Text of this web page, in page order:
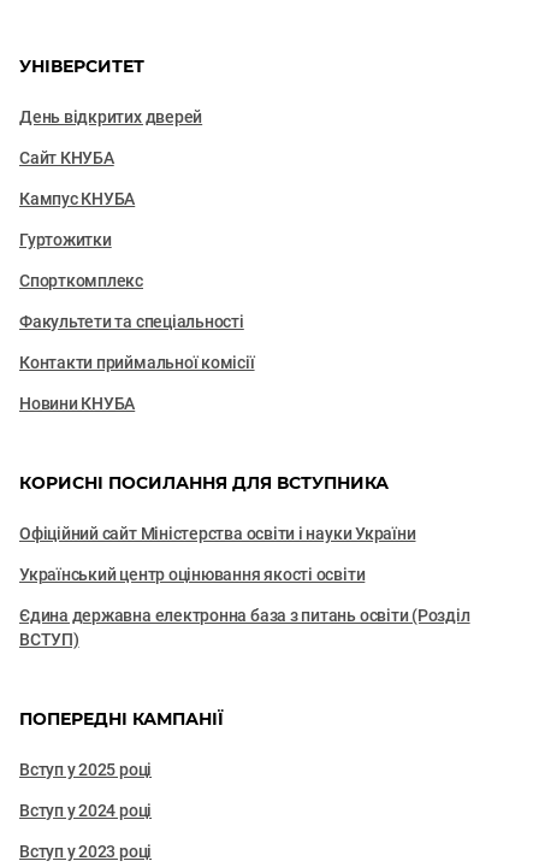
УНІВЕРСИТЕТ
День відкритих дверей
Сайт КНУБА
Кампус КНУБА
Гуртожитки
Спорткомплекс
Факультети та cпеціальності
Контакти приймальної комісії
Новини КНУБА
КОРИСНІ ПОСИЛАННЯ ДЛЯ ВСТУПНИКА
Офіційний сайт Міністерства освіти і науки України
Український центр оцінювання якості освіти
Єдина державна електронна база з питань освіти (Розділ
ВСТУП)
ПОПЕРЕДНІ КАМПАНІЇ
Вступ у 2025 році
Вступ у 2024 році
Вступ у 2023 році